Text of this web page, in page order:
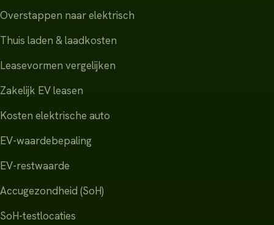
Overstappen naar elektrisch
Thuis laden & laadkosten
Leasevormen vergelijken
Zakelijk EV leasen
Kosten elektrische auto
EV-waardebepaling
EV-restwaarde
Accugezondheid (SoH)
SoH-testlocaties